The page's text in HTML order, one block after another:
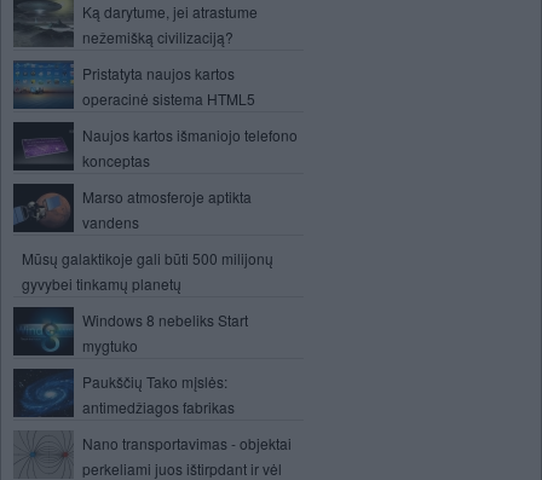
Ką darytume, jei atrastume
nežemišką civilizaciją?
Pristatyta naujos kartos
operacinė sistema HTML5
Naujos kartos išmaniojo telefono
konceptas
Marso atmosferoje aptikta
vandens
Mūsų galaktikoje gali būti 500 milijonų
gyvybei tinkamų planetų
Windows 8 nebeliks Start
mygtuko
Paukščių Tako mįslės:
antimedžiagos fabrikas
Nano transportavimas - objektai
perkeliami juos ištirpdant ir vėl